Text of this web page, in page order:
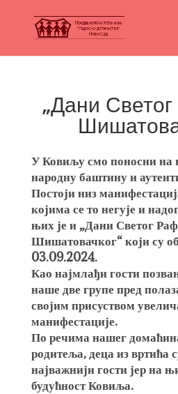
„Дани
У Ковиљу смо поносни на
народну баштину и
Постоји низ
којима се то негује и
њих је и „Дани Светог
Шишатовачког“ који су
03.09.2024.
Као најмлађи гости
наше две групе пред
својим присуством
манифестације.
По речима нашег
родитеља, деца из вртића
најважнији гости јер на
будућност Ковиља.